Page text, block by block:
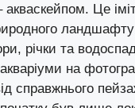
акваскейпом. Це
річки та
на
справжнього